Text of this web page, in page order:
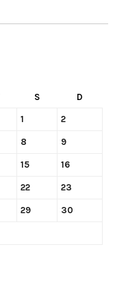
S D
1 2
8 9
15 16
22 23
29 30